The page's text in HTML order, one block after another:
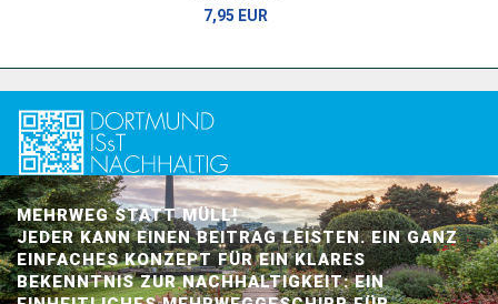
7,95 EUR
MEHRWEG STATT MÜLL!
JEDER KANN EINEN BEITRAG LEISTEN. EIN GANZ
EINFACHES KONZEPT FÜR EIN KLARES
BEKENNTNIS ZUR NACHHALTIGKEIT: EIN